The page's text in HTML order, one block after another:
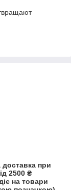
при
2500 ₴
на товари